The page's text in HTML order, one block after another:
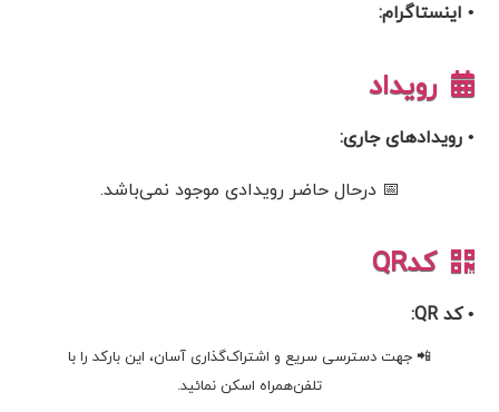
• اینستاگرام:
رویداد
• رویدادهای جاری:
📅 درحال حاضر رویدادی موجود نمی‌باشد.
کدQR
• کد QR:
📲 جهت دسترسی سریع و اشتراک‌گذاری آسان، این بارکد را با
تلفن‌همراه اسکن نمائید.